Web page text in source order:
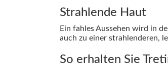
Strahlende Haut
Ein fahles Aussehen wird in
auch zu einer strahlenderen,
So erhalten Sie